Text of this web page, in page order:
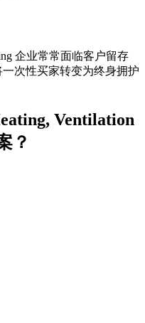
企业常常面临客户留存
次性买家转变为终身拥护
Ventilation
？